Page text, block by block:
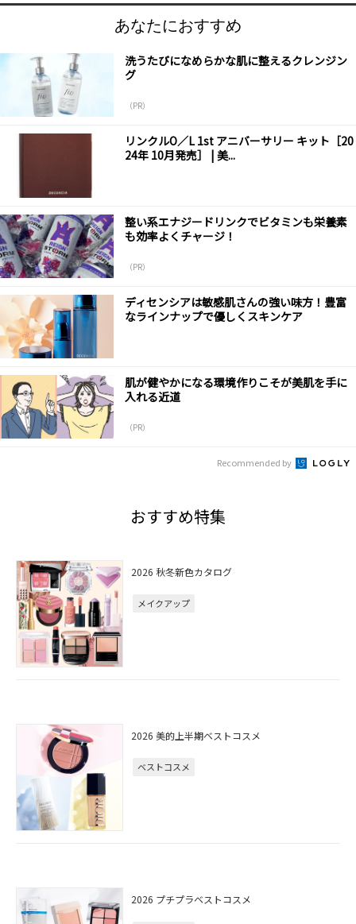
あなたにおすすめ
洗うたびになめらかな肌に整えるクレンジン
グ
（PR）
リンクルO／L 1st アニバーサリー キット［20
24年 10月発売］ | 美...
整い系エナジードリンクでビタミンも栄養素
も効率よくチャージ！
（PR）
ディセンシアは敏感肌さんの強い味方！豊富
なラインナップで優しくスキンケア
肌が健やかになる環境作りこそが美肌を手に
入れる近道
（PR）
Recommended by
おすすめ特集
2026 秋冬新色カタログ
メイクアップ
2026 美的上半期ベストコスメ
ベストコスメ
2026 プチプラベストコスメ